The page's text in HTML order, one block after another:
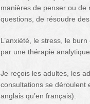
manières de penser ou de
questions, de résoudre
L’anxiété, le stress, le
par une thérapie analytique.
Je reçois les adultes, les
consultations se déroulent
anglais qu’en français).